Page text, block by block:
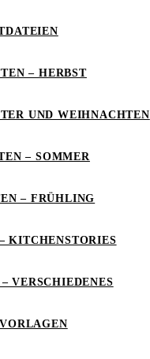
– HERBST
UND WEIHNACHTEN
– SOMMER
– FRÜHLING
KITCHENSTORIES
VERSCHIEDENES